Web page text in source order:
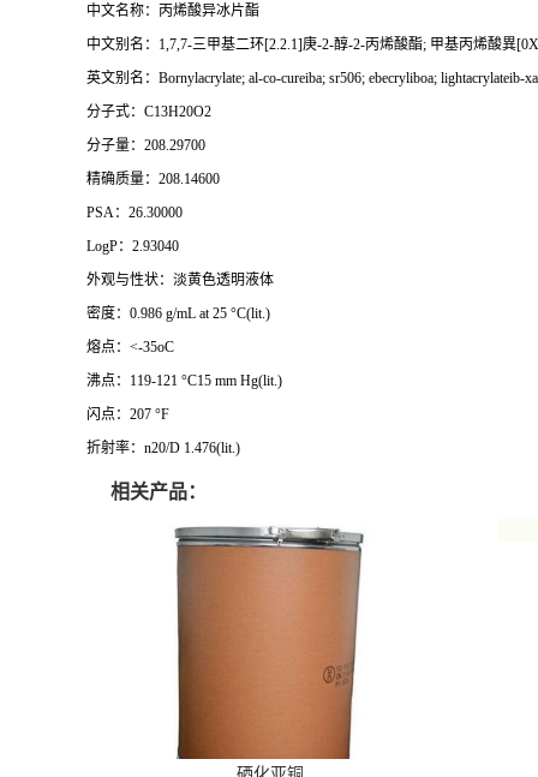
中文名称：丙烯酸异冰片酯
中文别名：1,7,7-三甲基二环[2.2.1]庚-2-醇-2-丙烯酸酯; 甲基丙烯酸異
英文别名：Bornylacrylate; al-co-cureiba; sr506; ebecryliboa; lightacrylateib-
分子式：C13H20O2
分子量：208.29700
精确质量：208.14600
PSA：26.30000
LogP：2.93040
外观与性状：淡黄色透明液体
密度：0.986 g/mL at 25 °C(lit.)
熔点：<-35oC
沸点：119-121 °C15 mm Hg(lit.)
闪点：207 °F
折射率：n20/D 1.476(lit.)
相关产品：
硒化亚铜